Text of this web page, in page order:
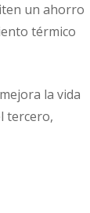
un ahorro
térmico
la vida
tercero,